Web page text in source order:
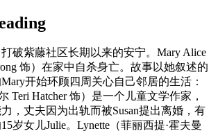
破紫藤社区长期以来的安宁。Mary Alice
饰）在家中自杀身亡。故事以她叙述的
开始环顾四周关心自己邻居的生活：
Teri Hatcher 饰）是一个儿童文学作家，
，丈夫因为出轨而被Susan提出离婚，有
岁女儿Julie。Lynette（菲丽西提·霍夫曼